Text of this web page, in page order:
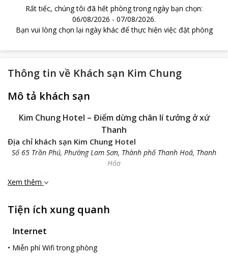
Rất tiếc, chúng tôi đã hết phòng trong ngày bạn chọn:
06/08/2026 - 07/08/2026.
Bạn vui lòng chọn lại ngày khác để thực hiện việc đặt phòng
Thông tin về Khách sạn Kim Chung
Mô tả khách sạn
Kim Chung Hotel – Điểm dừng chân lí tưởng ở xứ
Thanh
Địa chỉ khách sạn Kim Chung Hotel
Số 65 Trần Phú, Phường Lam Sơn, Thành phố Thanh Hoá, Thanh
Hóa
Vị trí địa lý:
Kim Chung Hotel
phút lái xe. Khách sạn nằm bên cạnh Quảng trường Lam Sơn là
và tiện lợi. Từ đây, quý khách chỉ mất vài phút để đến ngân
hành chính nhà nước trong tỉnh. Đặc biệt, với vị trí thuận lợi của
Xem thêm
Tiện ích xung quanh
Internet
• Miễn phí Wifi trong phòng